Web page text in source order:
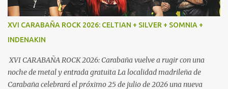
una distendida charla con sus componentes Jako Caballero (voz y
bajo) y Ray Contreras (guitarra) que es la nueva incorporación en
batería. En esta grabación también participó Boro Guardiola a la
guitarra y así concluye así su etapa con la banda.
XVI CARABAÑA ROCK 2026: CELTIAN + SILVER + SOMNIA +
INDENAKIN
XVI CARABAÑA ROCK 2026: Carabaña vuelve a rugir con una
noche de metal y entrada gratuita La localidad madrileña de
Carabaña celebrará el próximo 25 de julio de 2026 una nueva